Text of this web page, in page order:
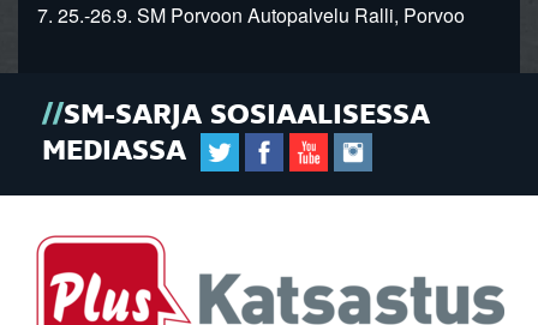
7. 25.-26.9. SM Porvoon Autopalvelu Ralli, Porvoo
SM-SARJA SOSIAALISESSA
MEDIASSA